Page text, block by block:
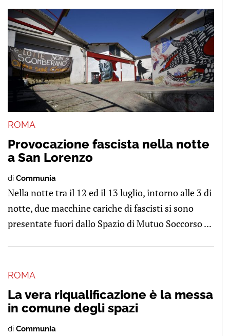
ROMA
Provocazione fascista nella notte
a San Lorenzo
di Communia
Nella notte tra il 12 ed il 13 luglio, intorno alle 3 di
notte, due macchine cariche di fascisti si sono
presentate fuori dallo Spazio di Mutuo Soccorso ...
ROMA
La vera riqualificazione è la messa
in comune degli spazi
di Communia